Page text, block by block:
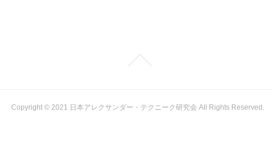
Copyright © 2021 日本アレクサンダー・テクニーク研究会 All Rights Reserved.